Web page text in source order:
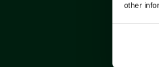
other